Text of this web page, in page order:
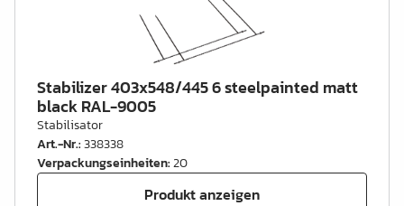
Stabilizer 403x548/445 6 steelpainted matt
black RAL-9005
Stabilisator
Art.-Nr.:338338
Verpackungseinheiten:20
Produkt anzeigen